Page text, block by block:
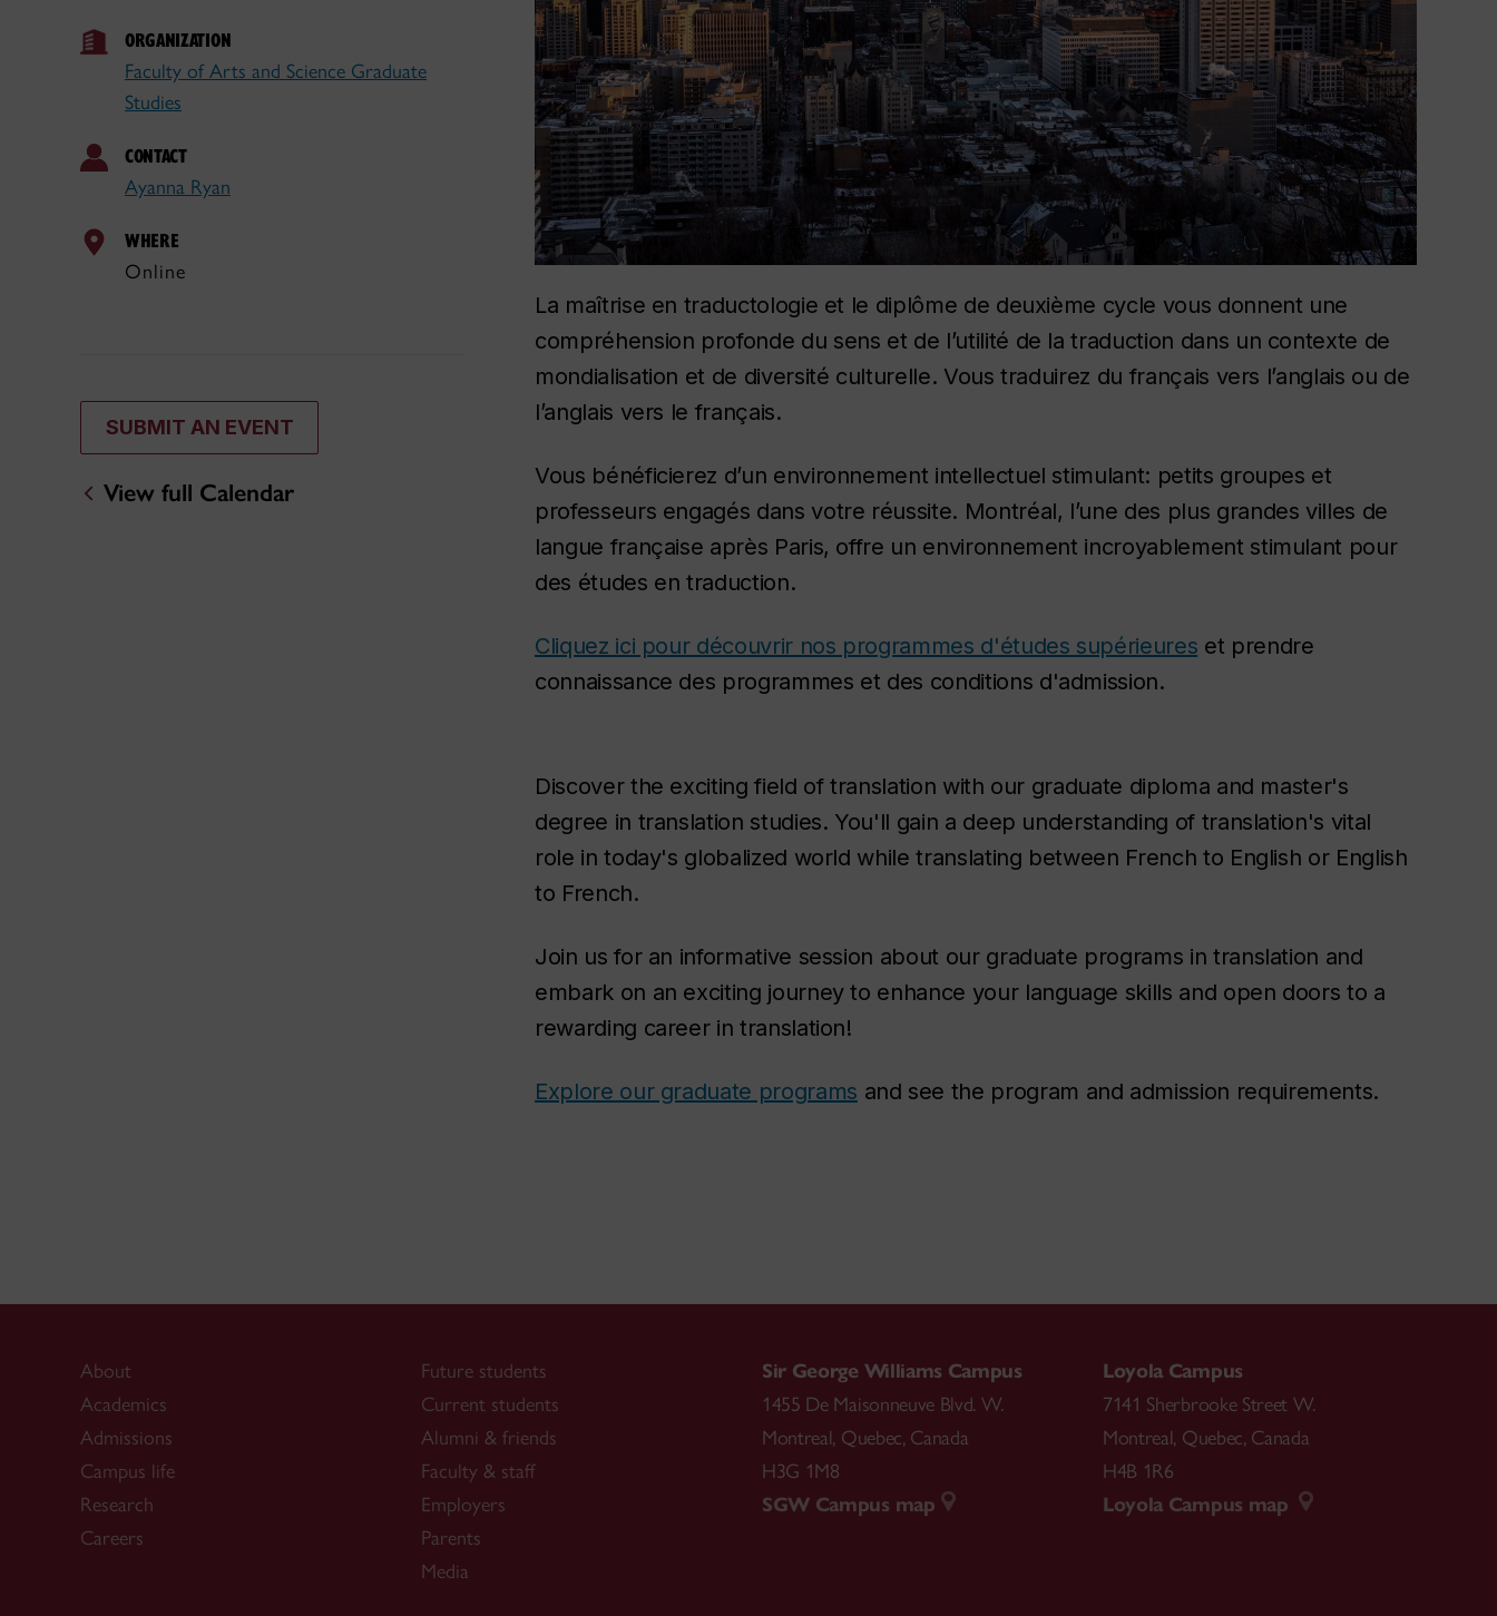
ORGANIZATION
Faculty of Arts and Science Graduate
Studies
CONTACT
Ayanna Ryan
WHERE
Online
SUBMIT AN EVENT
View full Calendar
La maîtrise en traductologie et le diplôme de deuxième cycle vous donnent une
compréhension profonde du sens et de l’utilité de la traduction dans un contexte de
mondialisation et de diversité culturelle. Vous traduirez du français vers l’anglais ou de
l’anglais vers le français.
Vous bénéficierez d’un environnement intellectuel stimulant: petits groupes et
professeurs engagés dans votre réussite. Montréal, l’une des plus grandes villes de
langue française après Paris, offre un environnement incroyablement stimulant pour
des études en traduction.
Cliquez ici pour découvrir nos programmes d'études supérieures et prendre
connaissance des programmes et des conditions d'admission.
Discover the exciting field of translation with our graduate diploma and master's
degree in translation studies. You'll gain a deep understanding of translation's vital
role in today's globalized world while translating between French to English or English
to French.
Join us for an informative session about our graduate programs in translation and
embark on an exciting journey to enhance your language skills and open doors to a
rewarding career in translation!
Explore our graduate programs and see the program and admission requirements.
About
Academics
Admissions
Campus life
Research
Careers
Future students
Current students
Alumni & friends
Faculty & staff
Employers
Parents
Media
Sir George Williams Campus
1455 De Maisonneuve Blvd. W.
Montreal, Quebec, Canada
H3G 1M8
SGW Campus map
Loyola Campus
7141 Sherbrooke Street W.
Montreal, Quebec, Canada
H4B 1R6
Loyola Campus map